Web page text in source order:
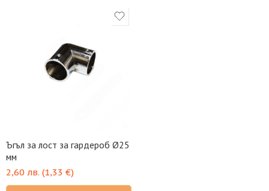
Ъгъл за лост за гардероб Ø25
мм
2,60 лв. (1,33 €)